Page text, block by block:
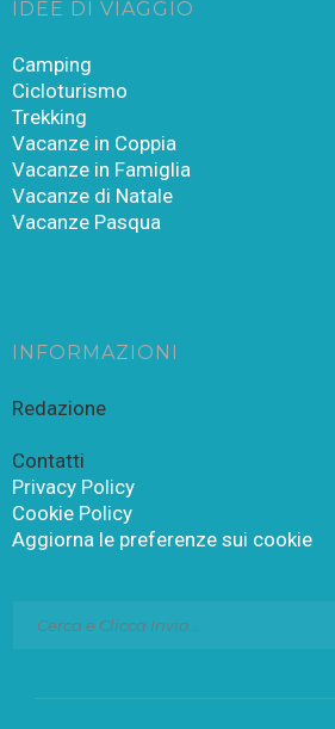
IDEE DI VIAGGIO
Camping
Cicloturismo
Trekking
Vacanze in Coppia
Vacanze in Famiglia
Vacanze di Natale
Vacanze Pasqua
INFORMAZIONI
Redazione
Contatti
Privacy Policy
Cookie Policy
Aggiorna le preferenze sui cookie